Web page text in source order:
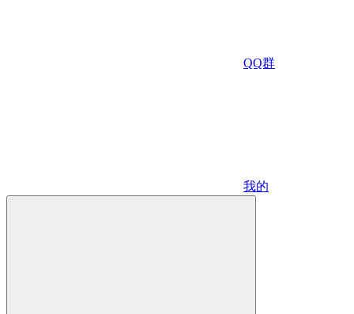
QQ群
我的